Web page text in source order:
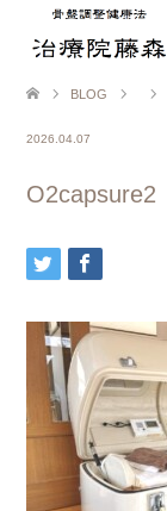
BLOG
2026.04.07
O2capsure2